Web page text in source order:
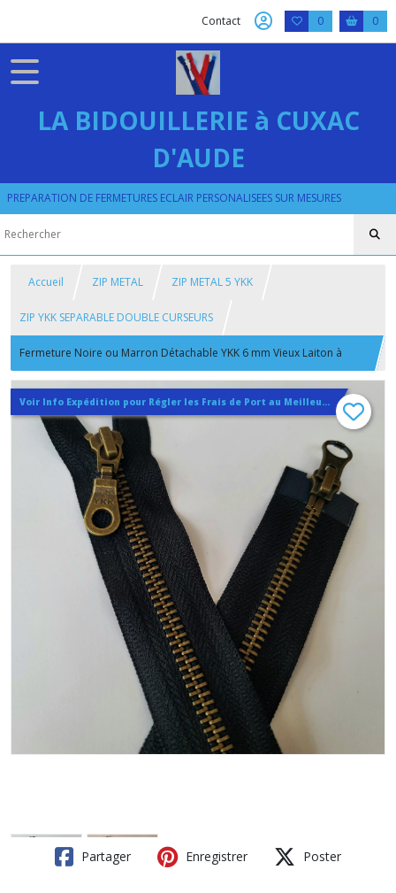
Contact 0 0
LA BIDOUILLERIE à CUXAC
D'AUDE
PREPARATION DE FERMETURES ECLAIR PERSONALISEES SUR MESURES
Accueil ZIP METAL ZIP METAL 5 YKK
ZIP YKK SEPARABLE DOUBLE CURSEURS
Fermeture Noire ou Marron Détachable YKK 6 mm Vieux Laiton à
Double Curseurs Bouche à Bouche sur Mesure
Voir Info Expédition pour Régler les Frais de Port au Meilleur Prix , En haut d'ecran à Droite
Partager Enregistrer Poster